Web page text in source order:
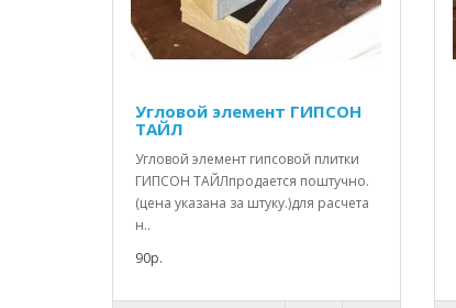
Угловой элемент ГИПСОН
ТАЙЛ
Угловой элемент гипсовой плитки
ГИПСОН ТАЙЛпродается поштучно.
(цена указана за штуку.)для расчета
н..
90р.